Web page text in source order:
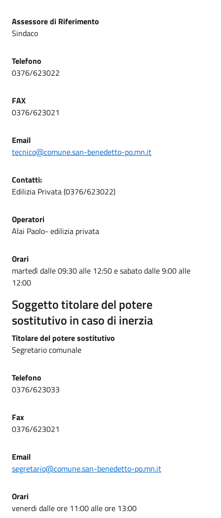
Assessore di Riferimento
Sindaco
Telefono
0376/623022
FAX
0376/623021
Email
tecnico@comune.san-benedetto-po.mn.it
Contatti:
Edilizia Privata (0376/623022)
Operatori
Alai Paolo- edilizia privata
Orari
martedì dalle 09:30 alle 12:50 e sabato dalle 9:00 alle
12:00
Soggetto titolare del potere
sostitutivo in caso di inerzia
Titolare del potere sostitutivo
Segretario comunale
Telefono
0376/623033
Fax
0376/623021
Email
segretario@comune.san-benedetto-po.mn.it
Orari
venerdi dalle ore 11:00 alle ore 13:00